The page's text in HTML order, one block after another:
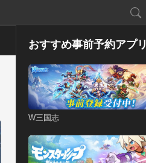
おすすめ事前予約アプリ
W三国志